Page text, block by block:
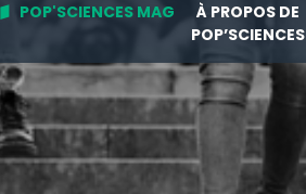
POP'SCIENCES MAG
À PROPOS DE
POP’SCIENCES